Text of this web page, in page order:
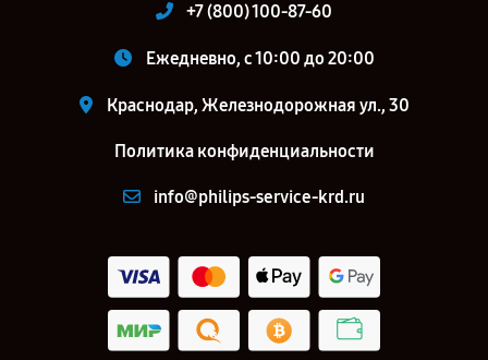
+7 (800) 100-87-60
Ежедневно, с 10:00 до 20:00
Краснодар, Железнодорожная ул., 30
Политика конфиденциальности
info@philips-service-krd.ru